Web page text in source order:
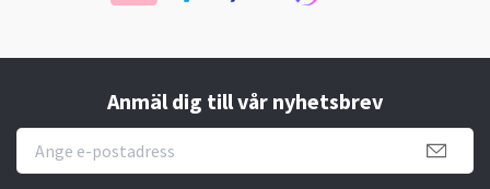
Anmäl dig till vår nyhetsbrev